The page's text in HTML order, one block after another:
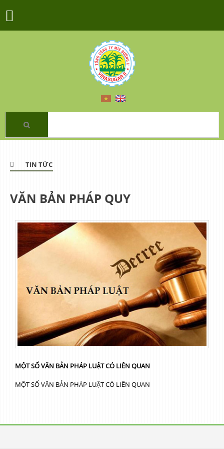
TIN TỨC
VĂN BẢN PHÁP QUY
MỘT SỐ VĂN BẢN PHÁP LUẬT CÓ LIÊN QUAN
MỘT SỐ VĂN BẢN PHÁP LUẬT CÓ LIÊN QUAN